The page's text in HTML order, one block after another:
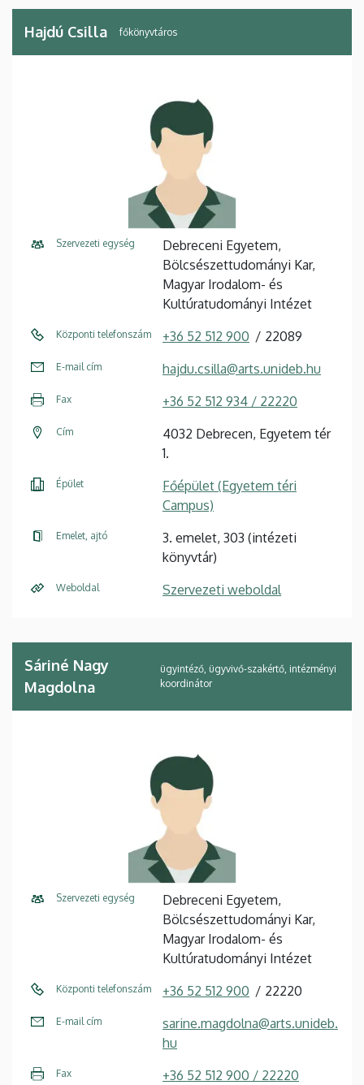
Hajdú Csilla főkönyvtáros
Szervezeti egység
Debreceni Egyetem,
Bölcsészettudományi Kar,
Magyar Irodalom- és
Kultúratudományi Intézet
Központi telefonszám +36 52 512 900 22089
E-mail cím hajdu.csilla@arts.unideb.hu
Fax +36 52 512 934 / 22220
Cím
4032 Debrecen, Egyetem tér
1.
Épület
Főépület (Egyetem téri
Campus)
Emelet, ajtó
3. emelet, 303 (intézeti
könyvtár)
Weboldal Szervezeti weboldal
Sáriné Nagy
Magdolna
ügyintéző, ügyvivő-szakértő, intézményi
koordinátor
Szervezeti egység
Debreceni Egyetem,
Bölcsészettudományi Kar,
Magyar Irodalom- és
Kultúratudományi Intézet
Központi telefonszám +36 52 512 900 22220
E-mail cím
sarine.magdolna@arts.unideb.
hu
Fax +36 52 512 900 / 22220